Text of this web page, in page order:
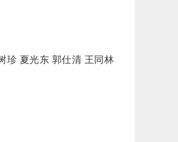
夏光东 郭仕清 王同林